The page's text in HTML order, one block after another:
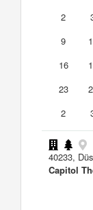
2
9
16
23
2
40233,
Capitol